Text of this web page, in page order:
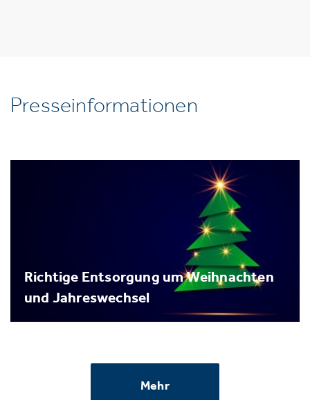
Presseinformationen
Richtige Entsorgung um Weihnachten
und Jahreswechsel
Mehr